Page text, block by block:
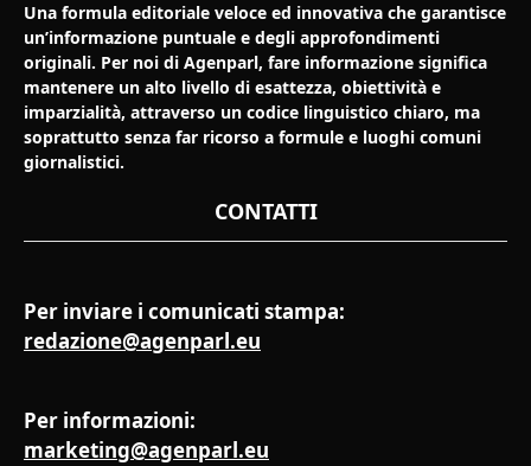
Una formula editoriale veloce ed innovativa che garantisce
un’informazione puntuale e degli approfondimenti
originali. Per noi di Agenparl, fare informazione significa
mantenere un alto livello di esattezza, obiettività e
imparzialità, attraverso un codice linguistico chiaro, ma
soprattutto senza far ricorso a formule e luoghi comuni
giornalistici.
CONTATTI
Per inviare i comunicati stampa:
redazione@agenparl.eu
Per informazioni:
marketing@agenparl.eu